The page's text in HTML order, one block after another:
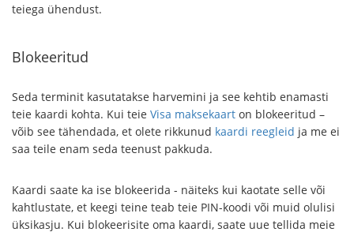
teiega ühendust.
Blokeeritud
Seda terminit kasutatakse harvemini ja see kehtib enamasti
teie kaardi kohta. Kui teie Visa maksekaart on blokeeritud –
võib see tähendada, et olete rikkunud kaardi reegleid ja me ei
saa teile enam seda teenust pakkuda.
Kaardi saate ka ise blokeerida - näiteks kui kaotate selle või
kahtlustate, et keegi teine teab teie PIN-koodi või muid olulisi
üksikasju. Kui blokeerisite oma kaardi, saate uue tellida meie